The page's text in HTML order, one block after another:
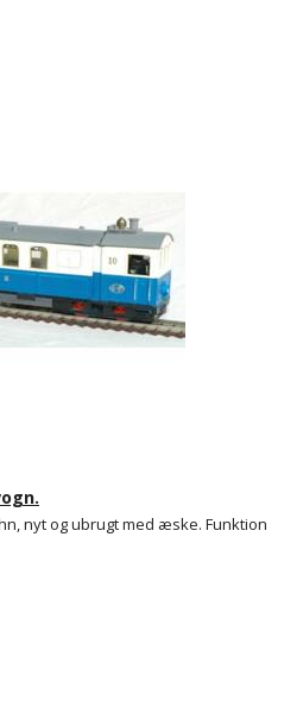
nyt og ubrugt med æske. Funktion